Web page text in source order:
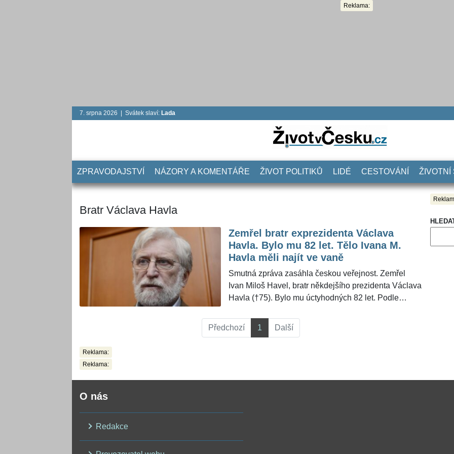
Reklama:
7. srpna 2026 | Svátek slaví: Lada
ZPRAVODAJSTVÍ NÁZORY A KOMENTÁŘE ŽIVOT POLITIKŮ LIDÉ CESTOVÁNÍ ŽIVOTNÍ
Bratr Václava Havla
Zemřel bratr exprezidenta Václava
Havla. Bylo mu 82 let. Tělo Ivana M.
Havla měli najít ve vaně
Smutná zpráva zasáhla českou veřejnost. Zemřel
Ivan Miloš Havel, bratr někdejšího prezidenta Václava
Havla (†75). Bylo mu úctyhodných 82 let. Podle
života ve vaně. "Mohu potvrdit výjezd k osobě, které
Předchozí 1 Další
Reklama:
Reklama:
O nás
Redakce